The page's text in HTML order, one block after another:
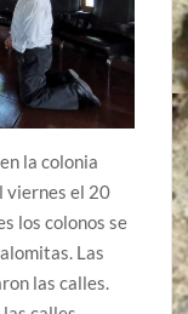
la colonia
viernes el 20
los colonos se
Las
las calles.